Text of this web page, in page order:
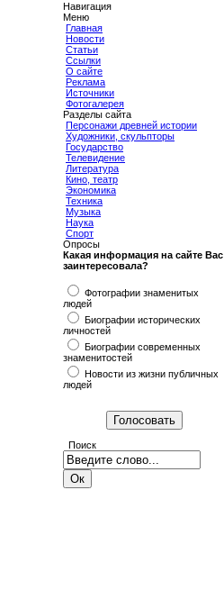
Навигация
Меню
Главная
Новости
Статьи
Ссылки
О сайте
Реклама
Источники
Фотогалерея
Разделы сайта
Персонажи древней истории
Художники, скульпторы
Государство
Телевидение
Литература
Кино, театр
Экономика
Техника
Музыка
Наука
Спорт
Опросы
Какая информация на сайте Вас
заинтересовала?
Фотографии знаменитых
людей
Биографии исторических
личностей
Биографии современных
знаменитостей
Новости из жизни публичных
людей
Поиск